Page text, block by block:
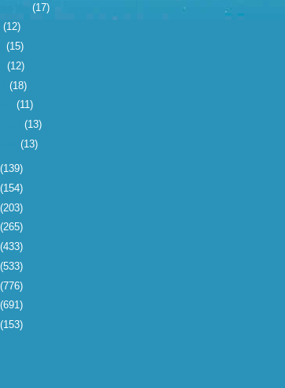
(17)
(12)
(15)
(12)
(18)
(11)
(13)
(13)
(139)
(154)
(203)
(265)
(433)
(533)
(776)
(691)
(153)